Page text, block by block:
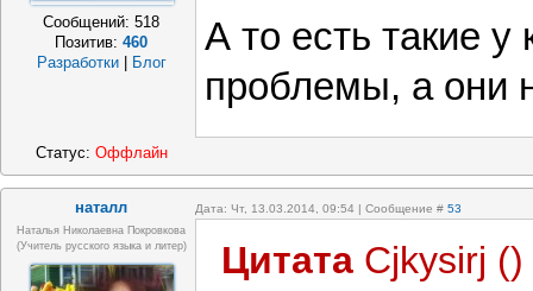
Сообщений:518
Позитив:460
Разработки
Блог
А то есть такие
проблемы, а они
Статус: Оффлайн
наталл Дата: Чт, 13.03.2014, 09:54 | Сообщение # 53
Наталья Николаевна Покровкова
(учитель русского языка и литер)
Цитата Cjkysirj ()